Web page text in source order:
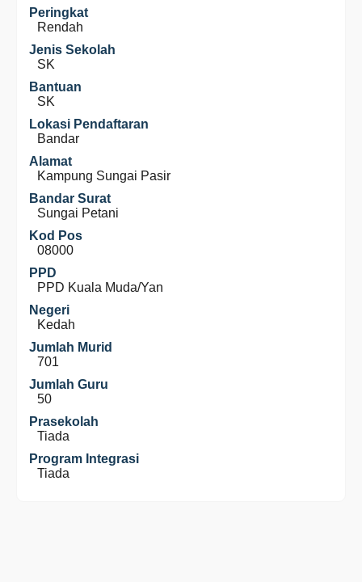
Peringkat
Rendah
Jenis Sekolah
SK
Bantuan
SK
Lokasi Pendaftaran
Bandar
Alamat
Kampung Sungai Pasir
Bandar Surat
Sungai Petani
Kod Pos
08000
PPD
PPD Kuala Muda/Yan
Negeri
Kedah
Jumlah Murid
701
Jumlah Guru
50
Prasekolah
Tiada
Program Integrasi
Tiada